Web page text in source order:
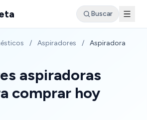
Buscar
/ Aspiradores /
Aspiradora
aspiradoras
comprar hoy